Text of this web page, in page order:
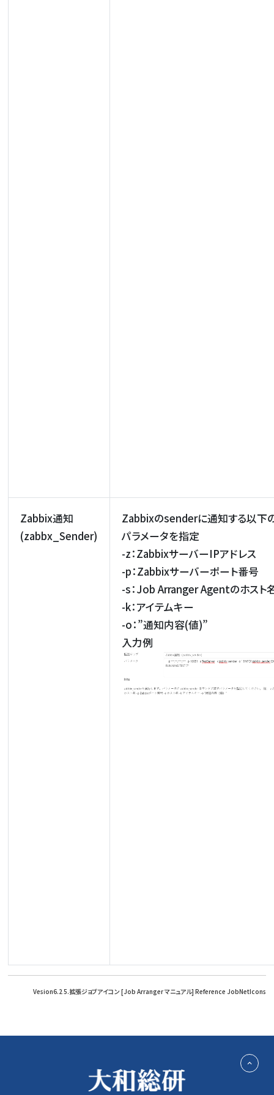
Zabbix通知
(zabbx_Sender)
Zabbixのsenderに通知する以下
パラメータを指定
-z：ZabbixサーバーIPアドレス
-p：Zabbixサーバーポート番号
-s：Job Arranger Agentのホスト
-k：アイテムキー
-o：”通知内容(値)”
入力例
Vesion6.2 5.拡張ジョブアイコン [Job Arranger マニュアル] Reference JobNetIcons